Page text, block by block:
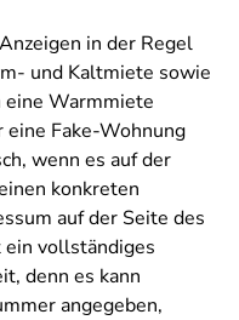
in der Regel
und Kaltmiete sowie
eine Warmmiete
eine Fake-Wohnung
wenn es auf der
konkreten
auf der Seite des
vollständiges
denn es kann
angegeben,